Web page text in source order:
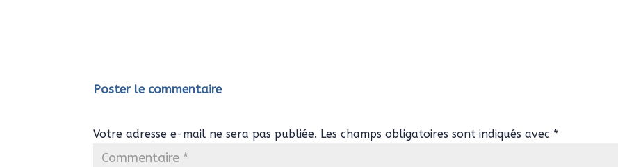
Poster le commentaire
Votre adresse e-mail ne sera pas publiée. Les champs obligatoires sont indiqués avec *